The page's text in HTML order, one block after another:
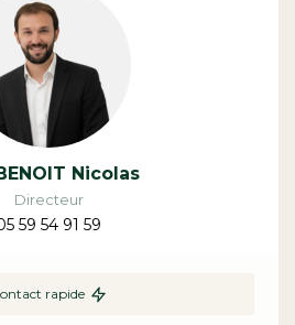
Nicolas
Directeur
59 54 91 59
rapide